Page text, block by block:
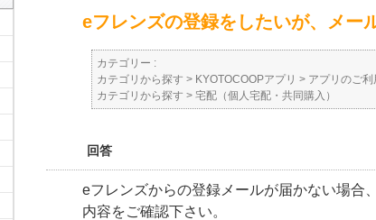
eフレンズの登録をしたいが、メー
カテゴリー :
カテゴリから探す > KYOTOCOOPアプリ > アプリのご
カテゴリから探す > 宅配（個人宅配・共同購入）
回答
eフレンズからの登録メールが届かない場合
内容をご確認下さい。